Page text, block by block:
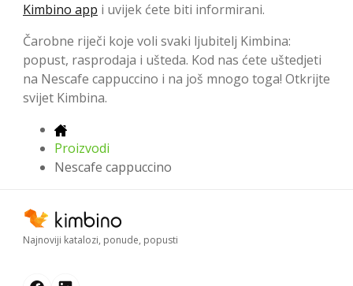
Kimbino app i uvijek ćete biti informirani.
Čarobne riječi koje voli svaki ljubitelj Kimbina:
popust, rasprodaja i ušteda. Kod nas ćete uštedjeti
na Nescafe cappuccino i na još mnogo toga! Otkrijte
svijet Kimbina.
Proizvodi
Nescafe cappuccino
Najnoviji katalozi, ponude, popusti